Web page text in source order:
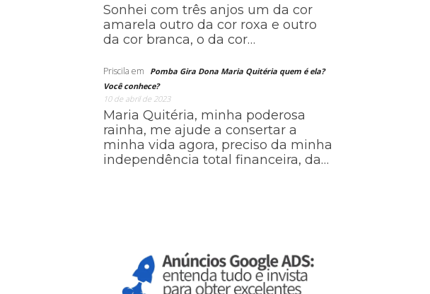
Sonhei com três anjos um da cor
amarela outro da cor roxa e outro
da cor branca, o da cor…
Priscila em
Pomba Gira Dona Maria Quitéria quem é ela?
Você conhece?
10 de abril de 2023
Maria Quitéria, minha poderosa
rainha, me ajude a consertar a
minha vida agora, preciso da minha
independência total financeira, da…